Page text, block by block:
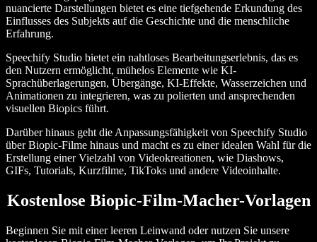
nuancierte Darstellungen bietet es eine tiefgehende Erkundung des
Einflusses des Subjekts auf die Geschichte und die menschliche
Erfahrung.
Speechify Studio bietet ein nahtloses Bearbeitungserlebnis, das es
den Nutzern ermöglicht, mühelos Elemente wie KI-
Sprachüberlagerungen, Übergänge, KI-Effekte, Wasserzeichen und
Animationen zu integrieren, was zu polierten und ansprechenden
visuellen Biopics führt.
Darüber hinaus geht die Anpassungsfähigkeit von Speechify Studio
über Biopic-Filme hinaus und macht es zu einer idealen Wahl für die
Erstellung einer Vielzahl von Videokreationen, wie Diashows,
GIFs, Tutorials, Kurzfilme, TikToks und andere Videoinhalte.
Kostenlose Biopic-Film-Macher-Vorlagen
Beginnen Sie mit einer leeren Leinwand oder nutzen Sie unsere